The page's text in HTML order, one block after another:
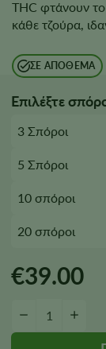
THC φτάνουν
κάθε τζούρα,
ΣΕ ΑΠΌΘΕΜΑ
Επιλέξτε
3 Σπόροι
5 Σπόροι
10 σπόροι
20 σπόροι
€39.00
−